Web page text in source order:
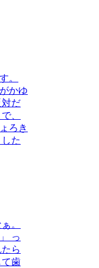
。
かゆ
だ
、
ろき
た
。
っ
ら
歯